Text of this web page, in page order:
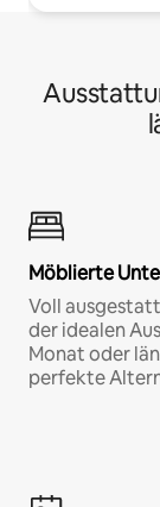
Möblierte
Voll
der idealen
Monat oder
perfekte